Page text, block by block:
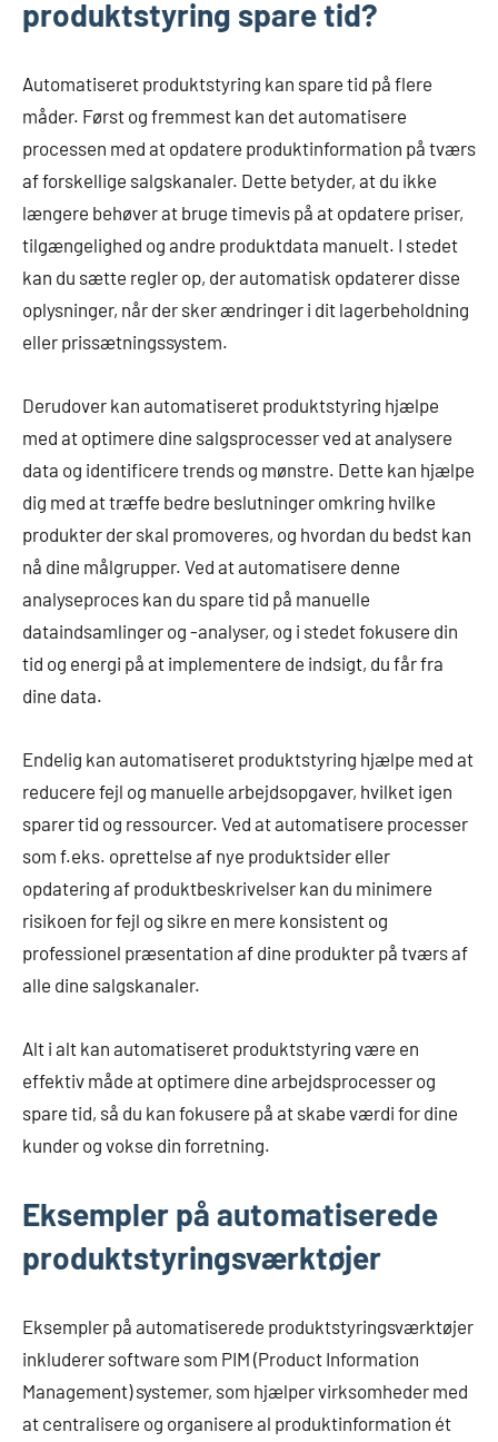
produktstyring spare tid?
Automatiseret produktstyring kan spare tid på flere
måder. Først og fremmest kan det automatisere
processen med at opdatere produktinformation på tværs
af forskellige salgskanaler. Dette betyder, at du ikke
længere behøver at bruge timevis på at opdatere priser,
tilgængelighed og andre produktdata manuelt. I stedet
kan du sætte regler op, der automatisk opdaterer disse
oplysninger, når der sker ændringer i dit lagerbeholdning
eller prissætningssystem.
Derudover kan automatiseret produktstyring hjælpe
med at optimere dine salgsprocesser ved at analysere
data og identificere trends og mønstre. Dette kan hjælpe
dig med at træffe bedre beslutninger omkring hvilke
produkter der skal promoveres, og hvordan du bedst kan
nå dine målgrupper. Ved at automatisere denne
analyseproces kan du spare tid på manuelle
dataindsamlinger og -analyser, og i stedet fokusere din
tid og energi på at implementere de indsigt, du får fra
dine data.
Endelig kan automatiseret produktstyring hjælpe med at
reducere fejl og manuelle arbejdsopgaver, hvilket igen
sparer tid og ressourcer. Ved at automatisere processer
som f.eks. oprettelse af nye produktsider eller
opdatering af produktbeskrivelser kan du minimere
risikoen for fejl og sikre en mere konsistent og
professionel præsentation af dine produkter på tværs af
alle dine salgskanaler.
Alt i alt kan automatiseret produktstyring være en
effektiv måde at optimere dine arbejdsprocesser og
spare tid, så du kan fokusere på at skabe værdi for dine
kunder og vokse din forretning.
Eksempler på automatiserede
produktstyringsværktøjer
Eksempler på automatiserede produktstyringsværktøjer
inkluderer software som PIM (Product Information
Management) systemer, som hjælper virksomheder med
at centralisere og organisere al produktinformation ét